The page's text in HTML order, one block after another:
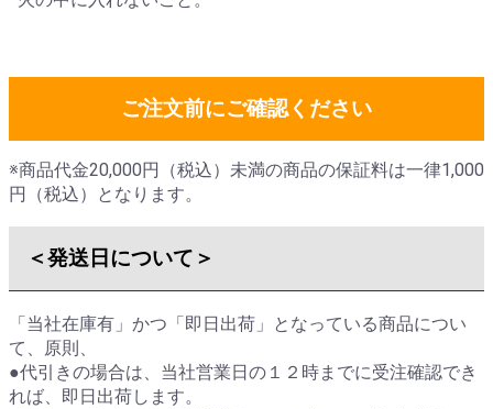
ご注文前にご確認ください
※商品代金20,000円（税込）未満の商品の保証料は一律1,000
円（税込）となります。
＜発送日について＞
「当社在庫有」かつ「即日出荷」となっている商品につい
て、原則、
●代引きの場合は、 当社営業日の１２時までに受注確認でき
れば、即日出荷します。